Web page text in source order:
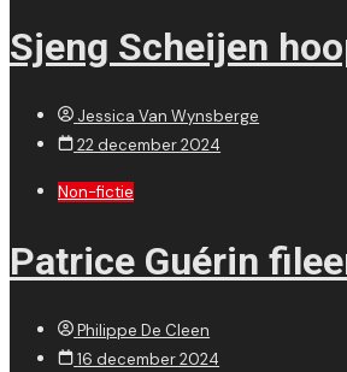
Sjeng Scheijen
Jessica Van Wynsberge
22 december 2024
Non-fictie
Patrice Guérin
Philippe De Cleen
16 december 2024